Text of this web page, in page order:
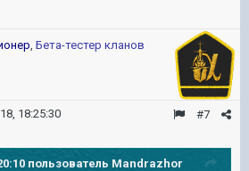
, Бета-тестер кланов
#7
18:25:30
пользователь Mandrazhor